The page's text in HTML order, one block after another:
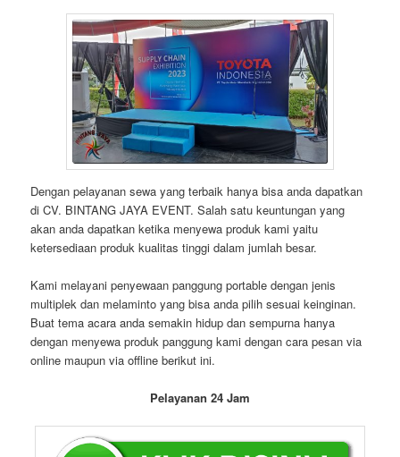
Dengan pelayanan sewa yang terbaik hanya bisa anda dapatkan
di CV. BINTANG JAYA EVENT. Salah satu keuntungan yang
akan anda dapatkan ketika menyewa produk kami yaitu
ketersediaan produk kualitas tinggi dalam jumlah besar.
Kami melayani penyewaan panggung portable dengan jenis
multiplek dan melaminto yang bisa anda pilih sesuai keinginan.
Buat tema acara anda semakin hidup dan sempurna hanya
dengan menyewa produk panggung kami dengan cara pesan via
online maupun via offline berikut ini.
Pelayanan 24 Jam